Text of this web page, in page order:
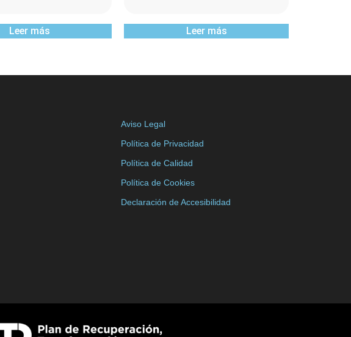
Leer más Leer más
Aviso Legal
Política de Privacidad
Política de Calidad
Política de Cookies
Declaración de Accesibilidad